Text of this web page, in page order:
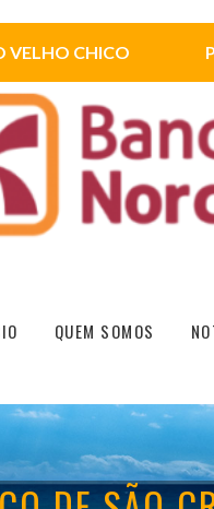
VELHO CHICO
QUEM SOMOS